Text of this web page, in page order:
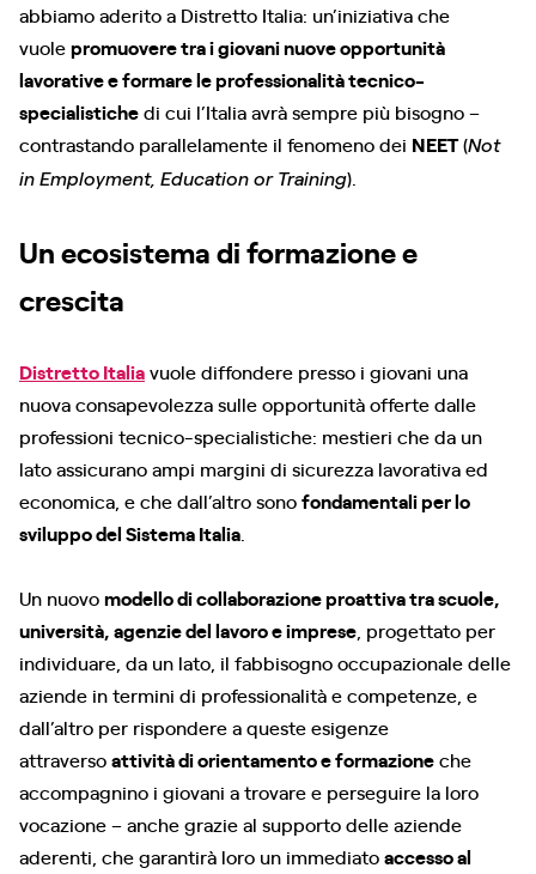
abbiamo aderito a Distretto Italia: un’iniziativa che
vuolepromuovere tra i giovani nuove opportunità
lavorative e formare le professionalità tecnico-
specialistichedi cui l’Italia avrà sempre più bisogno –
contrastando parallelamente il fenomeno dei NEET(Not
in Employment, Education or Training).
Un ecosistema di formazione e
crescita
Distretto Italiavuole diffondere presso i giovani una
nuova consapevolezza sulle opportunità offerte dalle
professioni tecnico-specialistiche: mestieri che da un
lato assicurano ampi margini di sicurezza lavorativa ed
economica, e che dall’altro sonofondamentali per lo
sviluppo del Sistema Italia
Un nuovomodello di collaborazione proattiva tra scuole,
università, agenzie del lavoro e imprese , progettato per
individuare, da un lato, il fabbisogno occupazionale delle
aziende in termini di professionalità e competenze, e
dall’altro per rispondere a queste esigenze
attraversoattività di orientamento e formazioneche
accompagnino i giovani a trovare e perseguire la loro
vocazione – anche grazie al supporto delle aziende
aderenti, che garantirà loro un immediatoaccesso al